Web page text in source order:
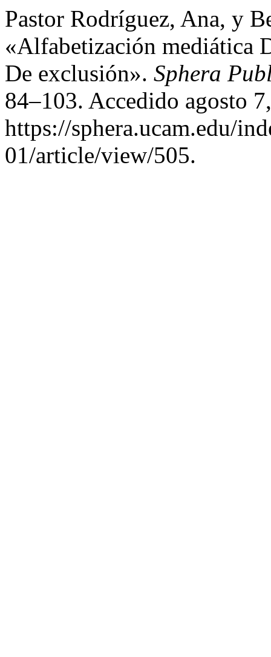
Pastor Rodríguez, Ana, y
«Alfabetización mediática
De exclusión». Sphera
84–103. Accedido agosto
https://sphera.ucam.edu/
01/article/view/505.